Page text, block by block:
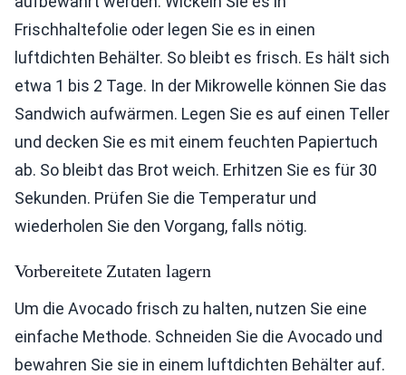
Frischhaltefolie oder legen Sie es in einen
luftdichten Behälter. So bleibt es frisch. Es hält sich
etwa 1 bis 2 Tage. In der Mikrowelle können Sie das
Sandwich aufwärmen. Legen Sie es auf einen Teller
und decken Sie es mit einem feuchten Papiertuch
ab. So bleibt das Brot weich. Erhitzen Sie es für 30
Sekunden. Prüfen Sie die Temperatur und
wiederholen Sie den Vorgang, falls nötig.
Vorbereitete Zutaten lagern
Um die Avocado frisch zu halten, nutzen Sie eine
einfache Methode. Schneiden Sie die Avocado und
bewahren Sie sie in einem luftdichten Behälter auf.